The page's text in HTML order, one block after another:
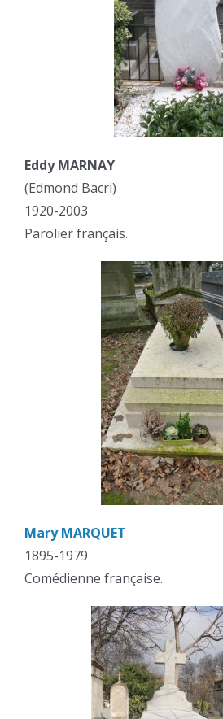
Eddy MARNAY
(Edmond Bacri)
1920-2003
Parolier français.
Mary MARQUET
1895-1979
Comédienne française.